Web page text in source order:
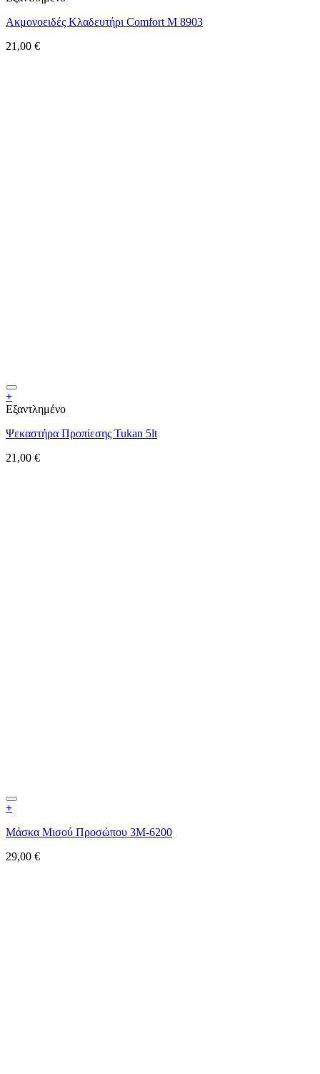
Ακμονοειδές Κλαδευτήρι Comfort M 8903
21,00 €
+
Εξαντλημένο
Ψεκαστήρα Προπίεσης Tukan 5lt
21,00 €
+
Μάσκα Μισού Προσώπου 3M-6200
29,00 €